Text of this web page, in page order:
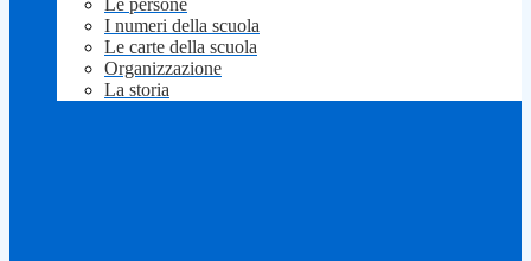
Le persone
I numeri della scuola
Le carte della scuola
Organizzazione
La storia